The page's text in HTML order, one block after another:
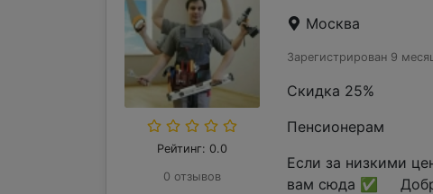
Рейтинг: 0.0
0 отзывов
Москва
Зарегистрирован 9
Скидка 25%
Пенсионерам
Если за низкими
вам сюда ✅